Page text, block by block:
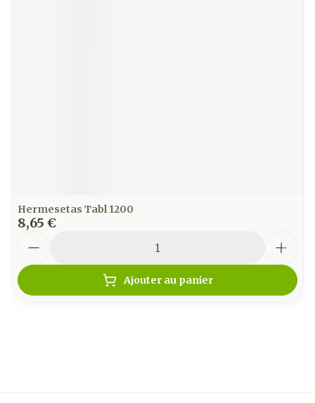
Hermesetas Tabl 1200
8,65 €
Ajouter au panier